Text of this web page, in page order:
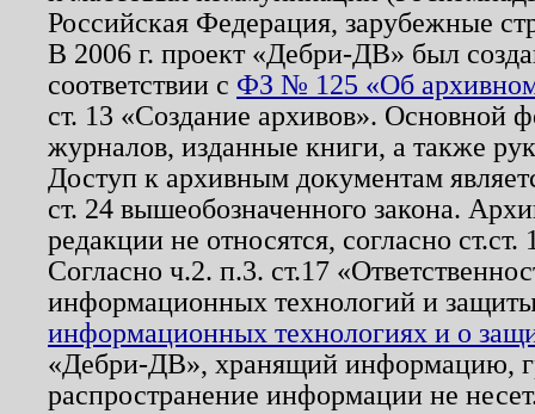
Российская Федерация, зарубежные
В 2006 г. проект «Дебри-ДВ» был
соответствии с ФЗ № 125 «Об
ст. 13 «Создание архивов». Основной
журналов, изданные книги, а также
Доступ к архивным документам
ст. 24 вышеобозначенного закона.
редакции не относятся, согласно
Согласно ч.2. п.3. ст.17
информационных технологий и
информационных технологиях и о
«Дебри-ДВ», хранящий информацию,
распространение информации не